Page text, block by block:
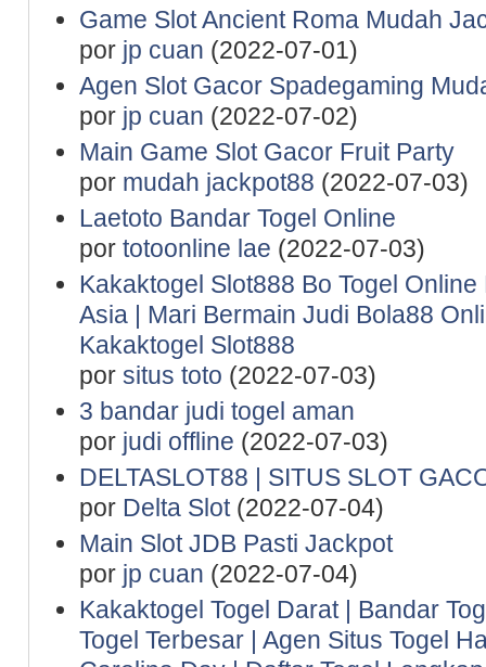
Game Slot Ancient Roma Mudah
por jp cuan (2022-07-01)
Agen Slot Gacor Spadegaming
por jp cuan (2022-07-02)
Main Game Slot Gacor Fruit Party
por mudah jackpot88 (2022-07-03)
Laetoto Bandar Togel Online
por totoonline lae (2022-07-03)
Kakaktogel Slot888 Bo Togel
Asia | Mari Bermain Judi Bola88
Kakaktogel Slot888
por situs toto (2022-07-03)
3 bandar judi togel aman
por judi offline (2022-07-03)
DELTASLOT88 | SITUS SLOT
por Delta Slot(2022-07-04)
Main Slot JDB Pasti Jackpot
por jp cuan (2022-07-04)
Kakaktogel Togel Darat | Bandar
Togel Terbesar | Agen Situs Togel